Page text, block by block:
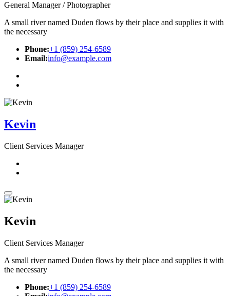
General Manager / Photographer
A small river named Duden flows by their place and supplies it with
the necessary
Phone:+1 (859) 254-6589
Email:info@example.com
Kevin
Client Services Manager
Kevin
Client Services Manager
A small river named Duden flows by their place and supplies it with
the necessary
Phone:+1 (859) 254-6589